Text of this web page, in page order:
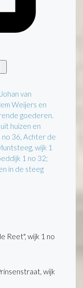
van
Weijers en
goederen.
huizen en
no 36, Achter de
wijk 1
1 no 32;
in de steeg
Reet", wijk 1 no
wijk